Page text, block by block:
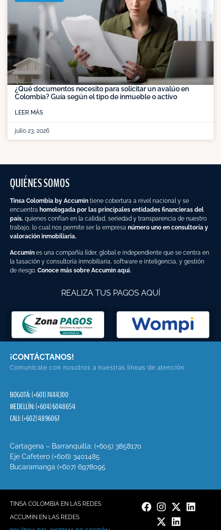
¿Qué documentos necesito para solicitar un avalúo en
Colombia? Guía según el tipo de inmueble o activo
LEER MÁS
julio 23, 2026
QUIÉNES SOMOS
Tinsa Colombia by Accumin tiene cobertura a nivel nacional y se
encuentra homologada por las principales entidades financieras del
país, quienes confían en la calidad, seriedad y transparencia de nuestro
trabajo, lo cual nos permite ser la empresa número uno en consultoría y
valoración inmobiliaria.
Accumin es una compañía líder, global e independiente que se centra en
la tasación y consultoría inmobiliaria, software e inteligencia, y gestión
de riesgo. Conoce más sobre Accumin aquí.
REALIZA TUS PAGOS AQUÍ
¡CONTÁCTANOS!
Comunícate con nosotros a nuestras líneas de atención:
BOGOTÁ: (+601) 7444300
MEDELLÍN: (+604) 6048654
CALI: (+602) 4896067
Cartagena – Barranquilla: (+605) 3858170
Eje Cafetero (+606) 3401485
Bucaramanga (+607) 6978095
TINSA COLOMBIA EN LAS REDES
ACCUMIN EN LAS REDES